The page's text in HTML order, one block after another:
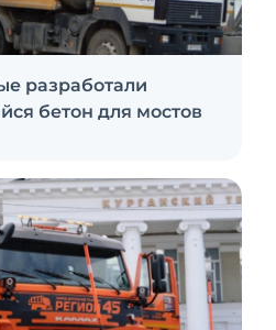
разработали
бетон для мостов